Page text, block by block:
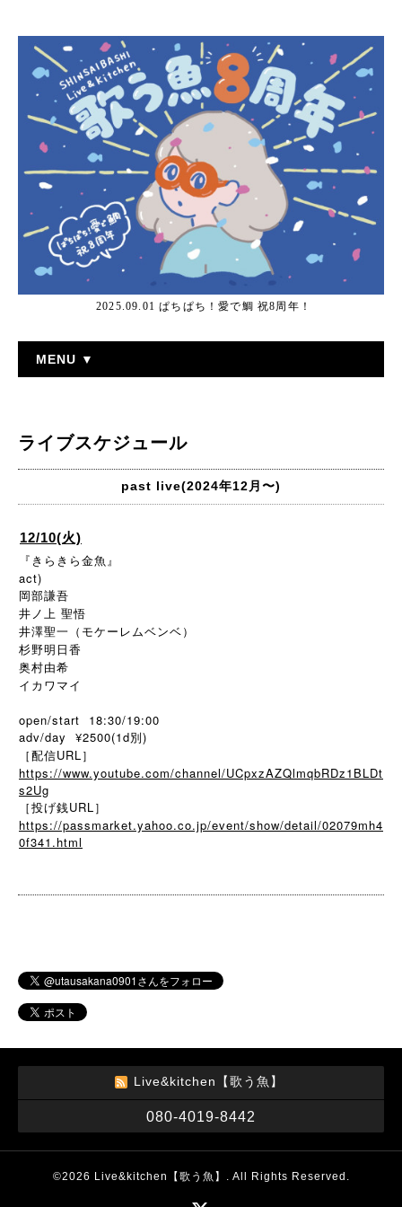
2025.09.01 ぱちぱち！愛で鯛 祝8周年！
MENU ▼
ライブスケジュール
past live(2024年12月〜)
12/10(火)
『きらきら金魚』
act)
岡部謙吾
井ノ上 聖悟
井澤聖一（モケーレムベンベ）
杉野明日香
奥村由希
イカワマイ
open/start 18:30/19:00
adv/day ¥2500(1d別)
［配信URL］
https://www.youtube.com/channel/UCpxzAZQlmqbRDz1BLDt
s2Ug
［投げ銭URL］
https://passmarket.yahoo.co.jp/event/show/detail/02079mh4
0f341.html
Live&kitchen【歌う魚】
080-4019-8442
©2026 Live&kitchen【歌う魚】 . All Rights Reserved.